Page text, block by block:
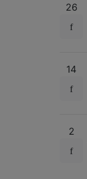
26
14
2